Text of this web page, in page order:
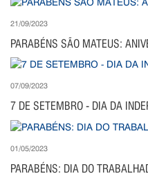
21/09/2023
PARABÉNS SÃO MATEUS:
07/09/2023
7 DE SETEMBRO - DIA DA
01/05/2023
PARABÉNS: DIA DO